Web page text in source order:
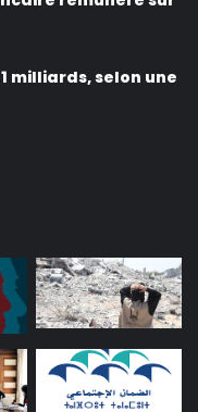
milliards, selon une